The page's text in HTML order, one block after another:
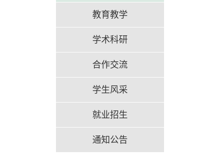
教育教学
学术科研
合作交流
学生风采
就业招生
通知公告